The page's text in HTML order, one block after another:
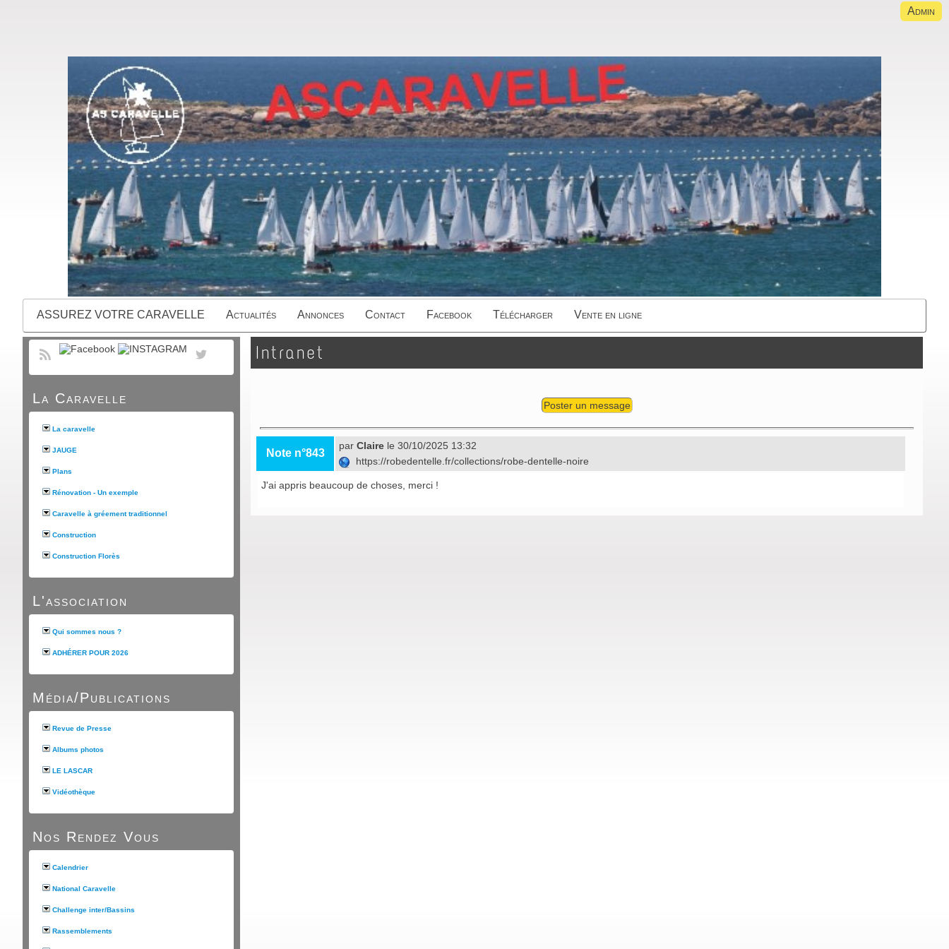
Admin
ASSUREZ VOTRE CARAVELLE Actualités Annonces Contact Facebook Télécharger Vente en ligne
La Caravelle
La caravelle
JAUGE
Plans
Rénovation - Un exemple
Caravelle à gréement traditionnel
Construction
Construction Florès
L'association
Qui sommes nous ?
ADHÉRER POUR 2026
Média/Publications
Revue de Presse
Albums photos
LE LASCAR
Vidéothèque
Nos Rendez Vous
Calendrier
National Caravelle
Challenge inter/Bassins
Rassemblements
Intranet
Poster un message
Note n°843
par Claire le 30/10/2025 13:32
https://robedentelle.fr/collections/robe-dentelle-noire
J'ai appris beaucoup de choses, merci !